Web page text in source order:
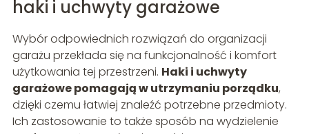
haki i uchwyty garażowe
Wybór odpowiednich rozwiązań do organizacji
garażu przekłada się na funkcjonalność i komfort
użytkowania tej przestrzeni. Haki i uchwyty
garażowe pomagają w utrzymaniu porządku,
dzięki czemu łatwiej znaleźć potrzebne przedmioty.
Ich zastosowanie to także sposób na wydzielenie